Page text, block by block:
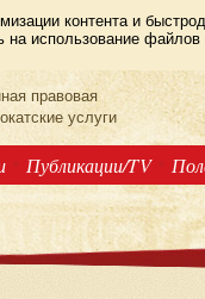
контента и
использование файлов
LAW
правовая
услуги
Публикации/TV